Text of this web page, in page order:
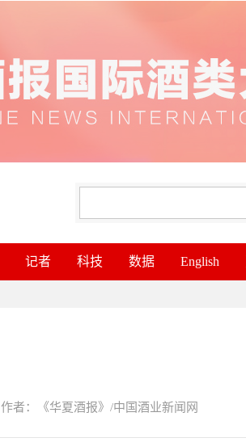
记者 科技 数据 English
作者：《华夏酒报》/中国酒业新闻网